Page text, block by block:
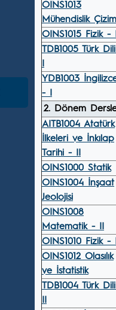
OINS1013
Mühendislik
OINS1015 Fizik -
TDB1005 Türk
YDB1003
- I
2. Dönem
AITB1004 Atatürk
İlkeleri ve İnkılap
Tarihi - II
OINS1000 Statik
OINS1004 İnşaat
Jeolojisi
OINS1008
Matematik - II
OINS1010 Fizik -
OINS1012 Olasılık
ve İstatistik
TDB1004 Türk